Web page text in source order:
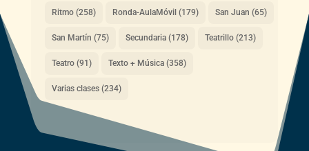
Ritmo(258) Ronda-AulaMóvil (179) San Juan (65)
San Martín (75) Secundaria(178) Teatrillo(213)
Teatro(91) Texto + Música(358)
Varias clases(234)